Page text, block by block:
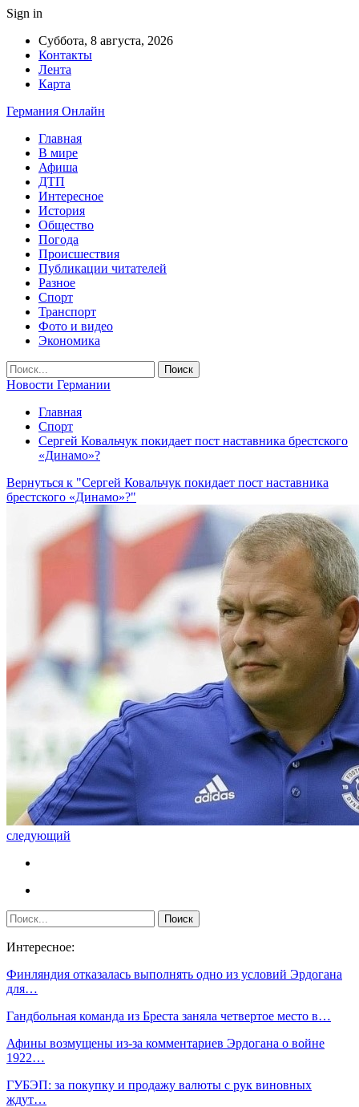
Sign in
Суббота, 8 августа, 2026
Контакты
Лента
Карта
Германия Онлайн
Главная
В мире
Афиша
ДТП
Интересное
История
Общество
Погода
Происшествия
Публикации читателей
Разное
Спорт
Транспорт
Фото и видео
Экономика
Новости Германии
Главная
Спорт
Сергей Ковальчук покидает пост наставника брестского
«Динамо»?
Вернуться к "Сергей Ковальчук покидает пост наставника
брестского «Динамо»?"
следующий
Интересное:
Финляндия отказалась выполнять одно из условий Эрдогана
для…
Гандбольная команда из Бреста заняла четвертое место в…
Афины возмущены из-за комментариев Эрдогана о войне
1922…
ГУБЭП: за покупку и продажу валюты с рук виновных
ждут…